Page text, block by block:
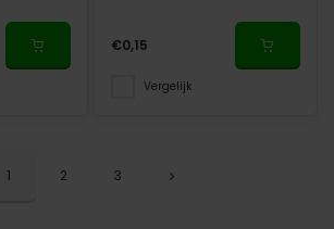
€0,15
Vergelijk
1 2 3